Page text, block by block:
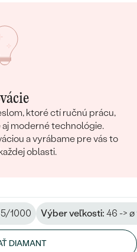
ktoré ctí ručnú prácu,
moderné technológie.
a vyrábame pre vás to
oblasti.
1000 Výber veľkosti: 46 -> ø
DIAMANT